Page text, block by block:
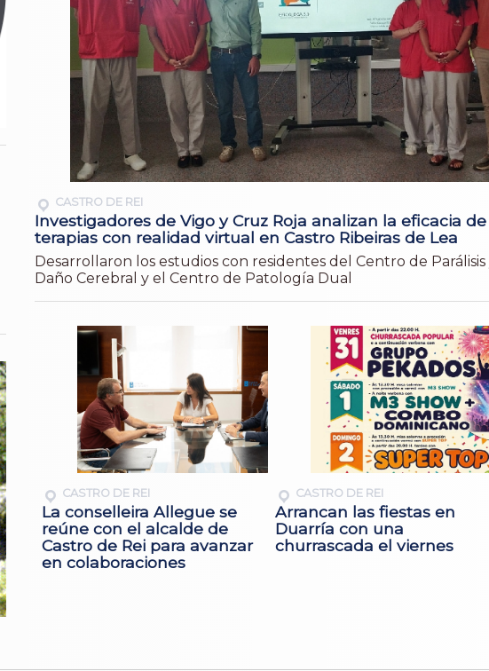
CASTRO DE REI
Investigadores de Vigo y Cruz Roja analizan la eficacia de
terapias con realidad virtual en Castro Ribeiras de Lea
Desarrollaron los estudios con residentes del Centro de Parálisis
Daño Cerebral y el Centro de Patología Dual
CASTRO DE REI
La conselleira Allegue se
reúne con el alcalde de
Castro de Rei para avanzar
en colaboraciones
CASTRO DE REI
Arrancan las fiestas en
Duarría con una
churrascada el viernes